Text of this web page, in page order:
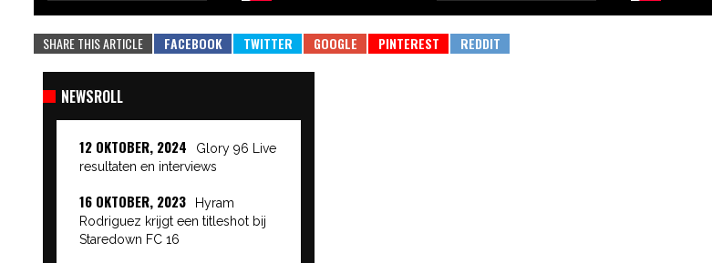
SHARE THIS ARTICLE
NEWSROLL
12 OKTOBER, 2024
Glory 96 Live
resultaten en interviews
16 OKTOBER, 2023
Hyram
Rodriguez krijgt een titleshot bij
Staredown FC 16